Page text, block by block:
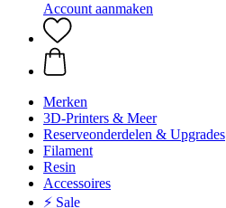
Account aanmaken
Merken
3D-Printers & Meer
Reserveonderdelen & Upgrades
Filament
Resin
Accessoires
⚡ Sale